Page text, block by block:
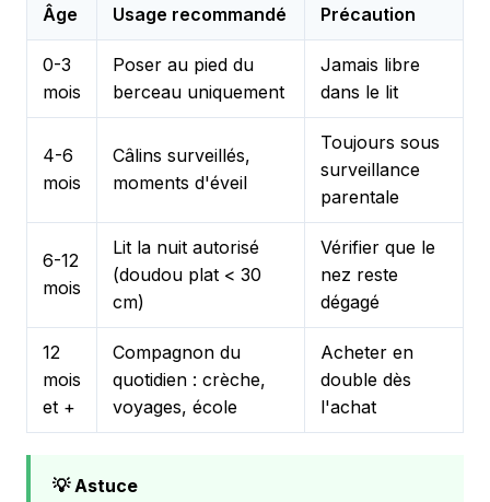
Âge Usage recommandé Précaution
0-3
mois
Poser au pied du
berceau uniquement
Jamais libre
dans le lit
4-6
mois
Câlins surveillés,
moments d'éveil
Toujours sous
surveillance
parentale
6-12
mois
Lit la nuit autorisé
(doudou plat < 30
cm)
Vérifier que le
nez reste
dégagé
12
mois
et +
Compagnon du
quotidien : crèche,
voyages, école
Acheter en
double dès
l'achat
💡 Astuce